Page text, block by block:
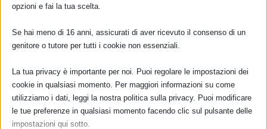
per associarti
COLLABORAZIONI IN ITALIA
opzioni e fai la tua scelta.
Se hai meno di 16 anni, assicurati di aver ricevuto il consenso di un
genitore o tutore per tutti i cookie non essenziali.
La tua privacy è importante per noi. Puoi regolare le impostazioni dei
cookie in qualsiasi momento. Per maggiori informazioni su come
utilizziamo i dati, leggi la nostra politica sulla privacy. Puoi modificare
le tue preferenze in qualsiasi momento facendo clic sul pulsante delle
impostazioni qui sotto.